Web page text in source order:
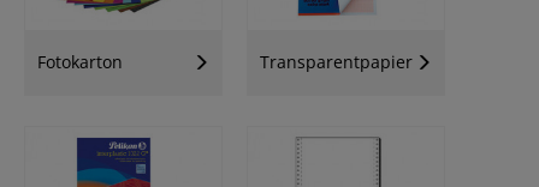
Fotokarton Transparentpapier